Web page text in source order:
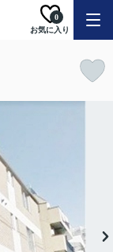
お気に入り
0